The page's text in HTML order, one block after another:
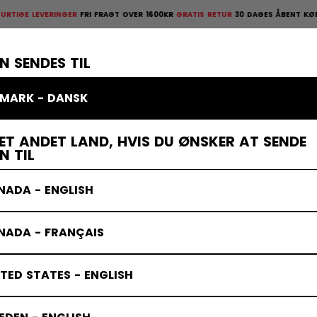
SENDES TIL
- DANSK
ANDET LAND, HVIS DU ØNSKER AT SENDE
TIL
- ENGLISH
- FRANÇAIS
STATES - ENGLISH
FRI FRAGT OVER 1600KR GRATIS RETUR30 DAGES ÅBENT KØB
åbent køb
MÅLMAND